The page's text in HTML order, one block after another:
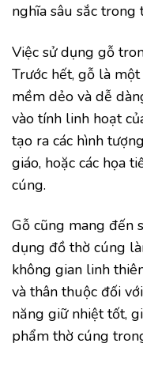
nghĩa sâu sắc trong
Việc sử dụng gỗ
Trước hết, gỗ là
mềm dẻo và dễ
vào tính linh hoạt
tạo ra các hình
giáo, hoặc các họa
cúng.
Gỗ cũng mang đến
dụng đồ thờ cúng
không gian linh
và thân thuộc đối
năng giữ nhiệt tốt,
phẩm thờ cúng